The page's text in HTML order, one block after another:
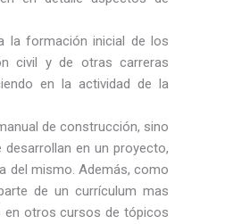
la formación inicial de los
civil y de otras carreras
en la actividad de la
de construcción, sino
en un proyecto,
del mismo. Además, como
de un currículum mas
en otros cursos de tópicos